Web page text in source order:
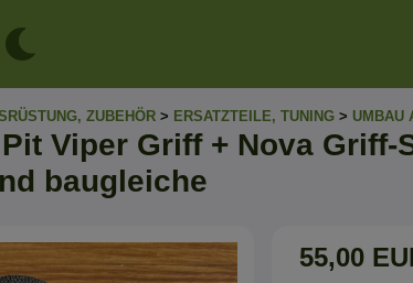
ZUBEHÖR > ERSATZTEILE, TUNING > UMBAU
Viper Griff + Nova Griff-
baugleiche
55,00